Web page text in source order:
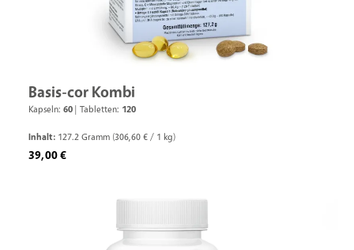
Basis-cor Kombi
Kapseln: 60 | Tabletten: 120
Inhalt: 127.2 Gramm (306,60 € / 1 kg)
Regulärer Preis:
39,00 €